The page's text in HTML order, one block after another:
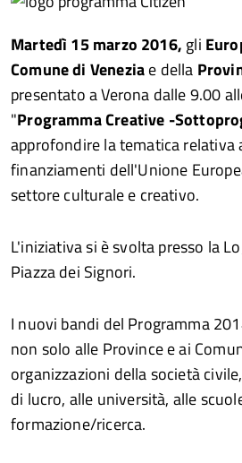
Twitter
Condividi
su
Martedì 15 marzo 2016, gli
Comune di Veneziae della
presentato a Verona dalle 9.00
"Programma Creative -
approfondire la tematica relativa
finanziamenti dell'Unione
settore culturale e creativo.
L'iniziativa si è svolta presso la
Piazza dei Signori.
I nuovi bandi del Programma
non solo alle Province e ai
organizzazioni della società
di lucro, alle università, alle
formazione/ricerca.